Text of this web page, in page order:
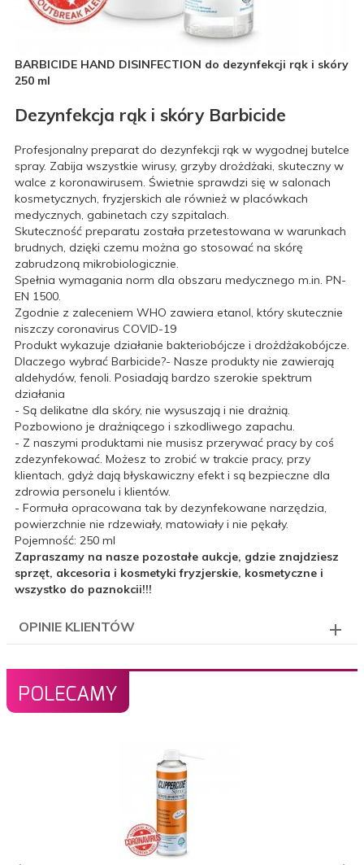
BARBICIDE HAND DISINFECTION do dezynfekcji rąk i skóry
250 ml
Dezynfekcja rąk i skóry Barbicide
Profesjonalny preparat do dezynfekcji rąk w wygodnej butelce
spray. Zabija wszystkie wirusy, grzyby drożdżaki, skuteczny w
walce z koronawirusem. Świetnie sprawdzi się w salonach
kosmetycznych, fryzjerskich ale również w placówkach
medycznych, gabinetach czy szpitalach.
Skuteczność preparatu została przetestowana w warunkach
brudnych, dzięki czemu można go stosować na skórę
zabrudzoną mikrobiologicznie.
Spełnia wymagania norm dla obszaru medycznego m.in. PN-
EN 1500.
Zgodnie z zaleceniem WHO zawiera etanol, który skutecznie
niszczy coronavirus COVID-19
Produkt wykazuje działanie bakteriobójcze i drożdżakobójcze.
Dlaczego wybrać Barbicide?- Nasze produkty nie zawierają
aldehydów, fenoli. Posiadają bardzo szerokie spektrum
działania
- Są delikatne dla skóry, nie wysuszają i nie drażnią.
Pozbowiono je drażniącego i szkodliwego zapachu.
- Z naszymi produktami nie musisz przerywać pracy by coś
zdezynfekować. Możesz to zrobić w trakcie pracy, przy
klientach, gdyż dają błyskawiczny efekt i są bezpieczne dla
zdrowia personelu i klientów.
- Formuła opracowana tak by dezynfekowane narzędzia,
powierzchnie nie rdzewiały, matowiały i nie pękały.
Pojemność: 250 ml
Zapraszamy na nasze pozostałe aukcje, gdzie znajdziesz
sprzęt, akcesoria i kosmetyki fryzjerskie, kosmetyczne i
wszystko do paznokcii!!!
OPINIE KLIENTÓW
POLECAMY